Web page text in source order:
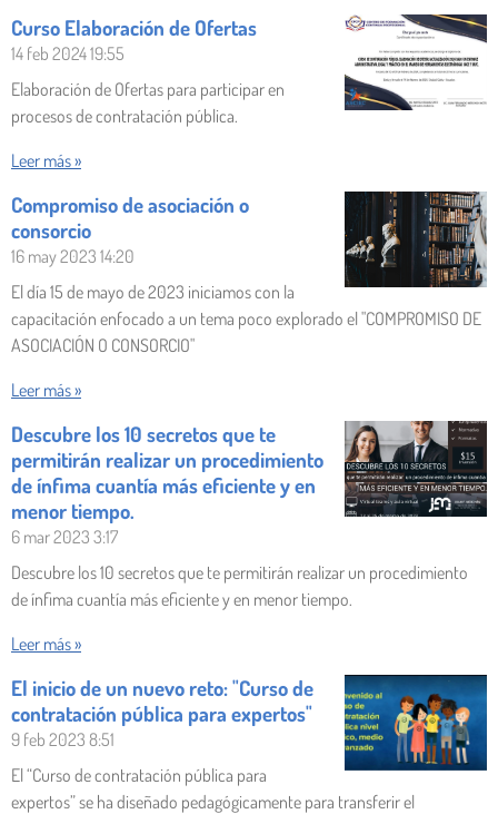
Curso Elaboración de Ofertas
14 feb 202419:55
Elaboración de Ofertas para participar en
procesos de contratación pública.
Leer más »
Compromiso de asociación o
consorcio
16 may 2023 14:20
El día 15 de mayo de 2023 iniciamos con la
capacitación enfocado a un tema poco explorado el "COMPROMISO DE
ASOCIACIÓN O CONSORCIO"
Leer más »
Descubre los 10 secretos que te
permitirán realizar un procedimiento
de ínfima cuantía más eficiente y en
menor tiempo.
6 mar 2023 3:17
Descubre los 10 secretos que te permitirán realizar un procedimiento
de ínfima cuantía más eficiente y en menor tiempo.
Leer más »
El inicio de un nuevo reto: "Curso de
contratación pública para expertos"
9 feb 2023 8:51
El “Curso de contratación pública para
expertos” se ha diseñado pedagógicamente para transferir el